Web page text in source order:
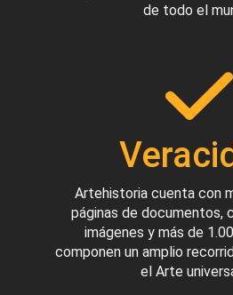
de todo el
Artehistoria cuenta con
páginas de documentos,
imágenes y más de
componen un amplio
el Arte